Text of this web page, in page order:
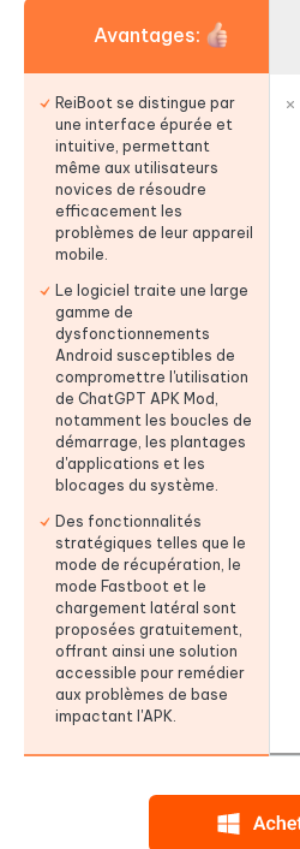
Avantages:
ReiBoot se distingue par
une interface épurée et
intuitive, permettant
même aux utilisateurs
novices de résoudre
efficacement les
problèmes de leur appareil
mobile.
Le logiciel traite une large
gamme de
dysfonctionnements
Android susceptibles de
compromettre l'utilisation
de ChatGPT APK Mod,
notamment les boucles de
démarrage, les plantages
d'applications et les
blocages du système.
Des fonctionnalités
stratégiques telles que le
mode de récupération, le
mode Fastboot et le
chargement latéral sont
proposées gratuitement,
offrant ainsi une solution
accessible pour remédier
aux problèmes de base
impactant l'APK.